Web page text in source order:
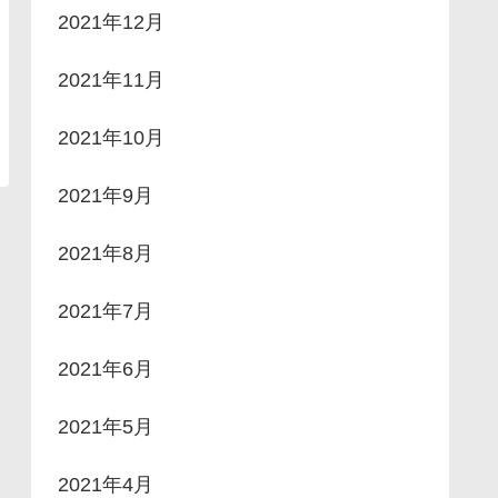
2021年12月
2021年11月
2021年10月
2021年9月
2021年8月
2021年7月
2021年6月
2021年5月
2021年4月